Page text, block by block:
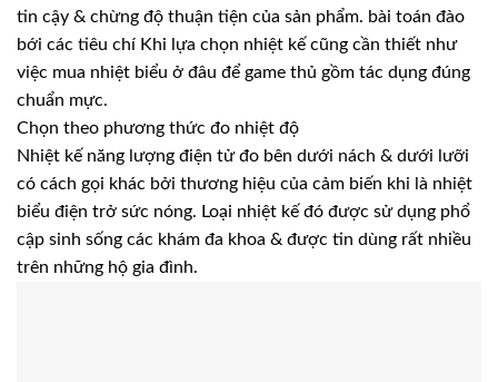
tin cậy & chừng độ thuận tiện của sản phẩm. bài toán đào
bới các tiêu chí Khi lựa chọn nhiệt kế cũng cần thiết như
việc mua nhiệt biểu ở đâu để game thủ gồm tác dụng đúng
chuẩn mực.
Chọn theo phương thức đo nhiệt độ
Nhiệt kế năng lượng điện tử đo bên dưới nách & dưới lưỡi
có cách gọi khác bởi thương hiệu của cảm biến khi là nhiệt
biểu điện trở sức nóng. Loại nhiệt kế đó được sử dụng phổ
cập sinh sống các khám đa khoa & được tin dùng rất nhiều
trên những hộ gia đình.